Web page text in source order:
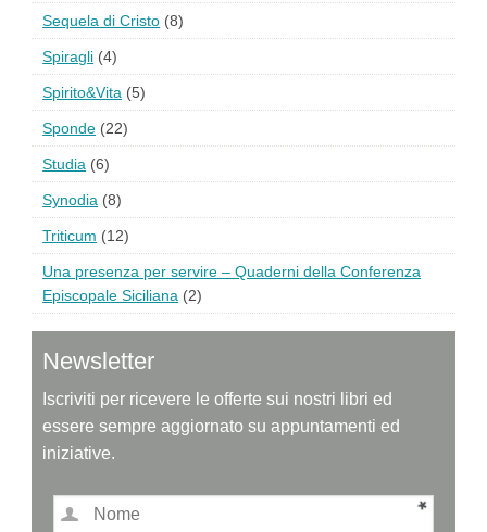
Sequela di Cristo (8)
Spiragli (4)
Spirito&Vita (5)
Sponde (22)
Studia (6)
Synodia (8)
Triticum (12)
Una presenza per servire – Quaderni della Conferenza
Episcopale Siciliana (2)
Newsletter
Iscriviti per ricevere le offerte sui nostri libri ed
essere sempre aggiornato su appuntamenti ed
iniziative.